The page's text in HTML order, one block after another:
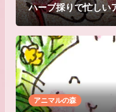
ハーブ採りで忙しい
アニマルの森